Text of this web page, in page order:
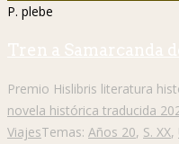
P. plebe
Tren a Samarcanda
Premio Hislibris literatura
novela histórica traducida
ViajesTemas: Años 20, S. XX,